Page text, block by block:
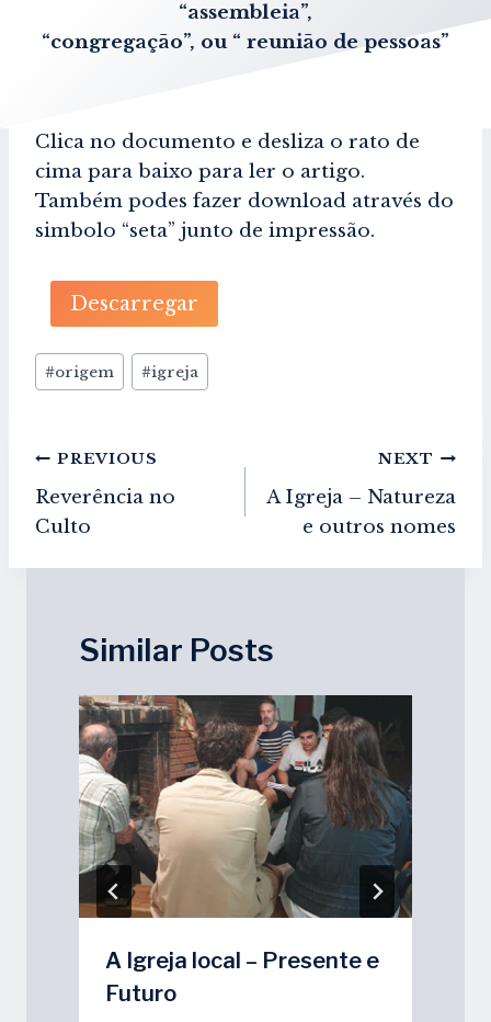
“assembleia”,
“congregação”, ou “ reunião de pessoas”
Clica no documento e desliza o rato de
cima para baixo para ler o artigo.
Também podes fazer download através do
simbolo “seta” junto de impressão.
Descarregar
Post
Tags:
#origem #igreja
Navegação
de
artigos
PREVIOUS
Reverência no
Culto
NEXT
A Igreja – Natureza
e outros nomes
Similar Posts
A Igreja local – Presente e
Futuro